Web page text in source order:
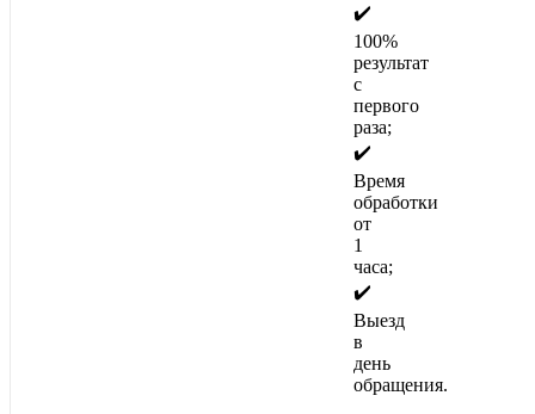
✔️
100%
результат
с
первого
раза;
✔️
Время
обработки
от
1
часа;
✔️
Выезд
в
день
обращения.